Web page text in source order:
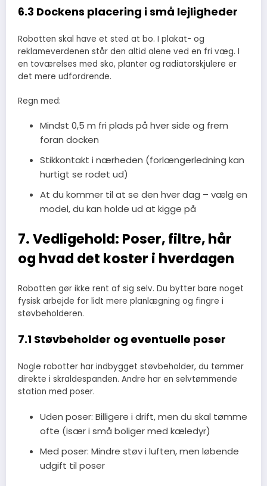
6.3 Dockens placering i små lejligheder
Robotten skal have et sted at bo. I plakat- og
reklameverdenen står den altid alene ved en fri væg. I
en toværelses med sko, planter og radiatorskjulere er
det mere udfordrende.
Regn med:
Mindst 0,5 m fri plads på hver side og frem
foran docken
Stikkontakt i nærheden (forlængerledning kan
hurtigt se rodet ud)
At du kommer til at se den hver dag – vælg en
model, du kan holde ud at kigge på
7. Vedligehold: Poser, filtre, hår
og hvad det koster i hverdagen
Robotten gør ikke rent af sig selv. Du bytter bare noget
fysisk arbejde for lidt mere planlægning og fingre i
støvbeholderen.
7.1 Støvbeholder og eventuelle poser
Nogle robotter har indbygget støvbeholder, du tømmer
direkte i skraldespanden. Andre har en selvtømmende
station med poser.
Uden poser: Billigere i drift, men du skal tømme
ofte (især i små boliger med kæledyr)
Med poser: Mindre støv i luften, men løbende
udgift til poser